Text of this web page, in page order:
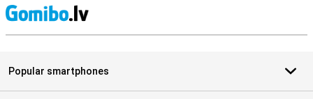
Popular smartphones